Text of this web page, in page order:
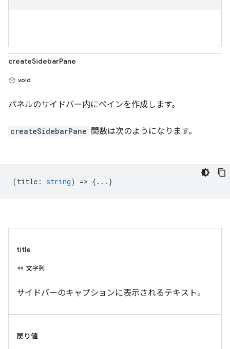
createSidebarPane
void
パネルのサイドバー内にペインを作成します。
createSidebarPane 関数は次のようになります。
(title : string) => {...}
title
文字列
サイドバーのキャプションに表示されるテキスト。
戻り値